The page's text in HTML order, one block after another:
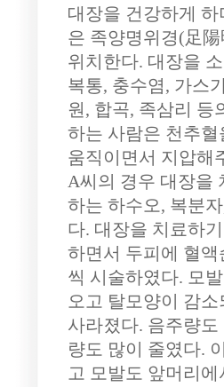
대장을 건강하게
은 족양명위경(足
위치한다. 대장을
복통, 충수염, 가스
원, 합곡, 족삼리 등
하는 사람은 천추
움직이면서 지압해
A씨의 경우 대장을
하는 하수오, 복분
다. 대장을 치료하
하면서 두피에 혈
씩 시술하였다. 모
오고 탈모양이 감
사라졌다. 음주량
량도 많이 줄였다.
고 모발도 앞머리